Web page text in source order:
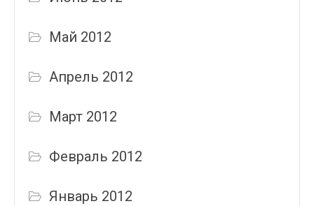
Май 2012
Апрель 2012
Март 2012
Февраль 2012
Январь 2012